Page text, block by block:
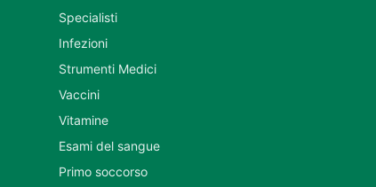
Specialisti
Infezioni
Strumenti Medici
Vaccini
Vitamine
Esami del sangue
Primo soccorso